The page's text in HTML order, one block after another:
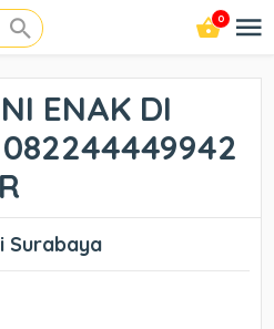
0
ENAK DI
Surabaya